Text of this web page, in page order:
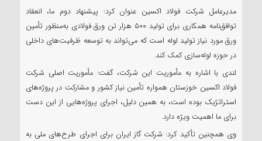
مدیرعامل شرکت فولاد اکسین عنوان کرد: پیشنهاد دوم ما، انعقاد
توافق‌نامه همکاری برای تولید ۵۰۰ هزار تن ورق فولادی به‌منظور تأمین
ورق مورد نیاز تولید لوله است که می‌تواند به توسعه ظرفیت‌های داخلی
در حوزه لوله‌سازی کمک کند.
لندی با اشاره به مأموریت این شرکت، گفت: مأموریت اصلی شرکت
فولاد اکسین خوزستان همواره تأمین نیاز کشور و مشارکت در پروژه‌های
استراتژیک بوده است، به همین دلیل، اجرای پروژه‌هایی از این دست
برای ما اهمیت ویژه دارد.
وی همچنین تأکید کرد: شرکت گاز ایران برای اجرای طرح‌های ملی به